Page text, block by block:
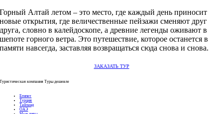
Горный Алтай летом – это место, где каждый день приносит
новые открытия, где величественные пейзажи сменяют друг
друга, словно в калейдоскопе, а древние легенды оживают в
шепоте горного ветра. Это путешествие, которое останется в
памяти навсегда, заставляя возвращаться сюда снова и снова.
ЗАКАЗАТЬ ТУР
Туристическая компания Туры дешевле
Египет
Турция
Тайланд
ОАЭ